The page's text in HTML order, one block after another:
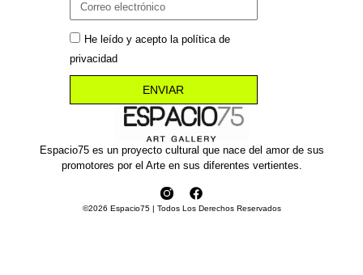
Espacio75 es un proyecto cultural que nace del amor de sus
promotores por el Arte en sus diferentes vertientes.
©2026 Espacio75 | Todos Los Derechos Reservados
He leído y acepto la política de
privacidad
ENVIAR